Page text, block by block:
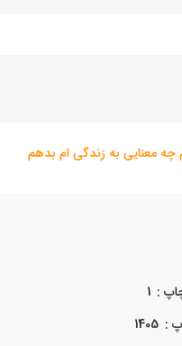
معنایی به زندگی ام بدهم
:
1
:
1405